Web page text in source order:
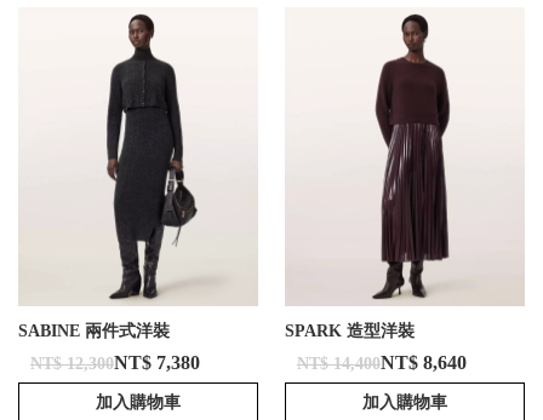
SABINE 兩件式洋裝
NT$ 12,300NT$ 7,380
加入購物車
SPARK 造型洋裝
NT$ 14,400NT$ 8,640
加入購物車